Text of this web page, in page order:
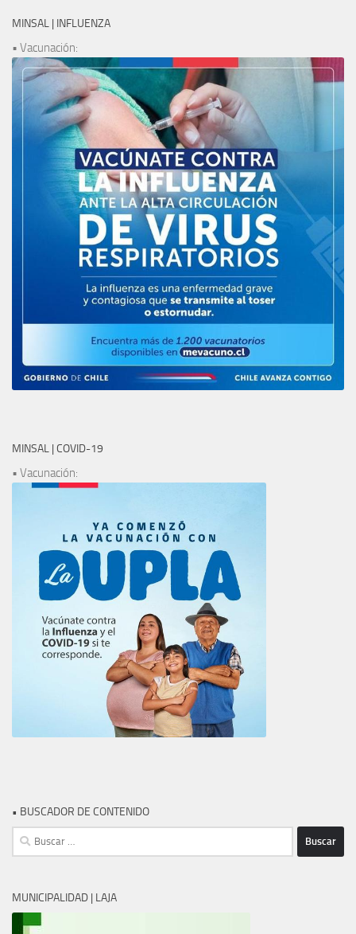
MINSAL | INFLUENZA
• Vacunación:
MINSAL | COVID-19
• Vacunación:
• BUSCADOR DE CONTENIDO
Buscar:
MUNICIPALIDAD | LAJA